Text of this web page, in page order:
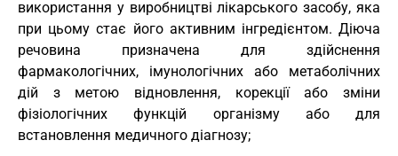
використання у виробництві лікарського засобу, яка
при цьому стає його активним інгредієнтом. Діюча
речовина призначена для здійснення
фармакологічних, імунологічних або метаболічних
дій з метою відновлення, корекції або зміни
фізіологічних функцій організму або для
встановлення медичного діагнозу;